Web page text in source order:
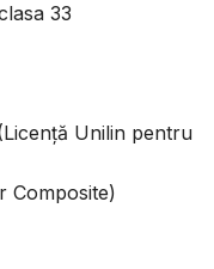
33
Unilin pentru
Composite)